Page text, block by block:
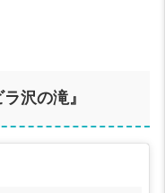
沢の滝』